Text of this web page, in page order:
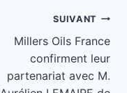
SUIVANT
Millers Oils France
confirment leur
partenariat avec M.